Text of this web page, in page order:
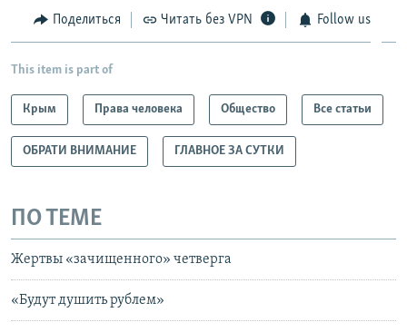
Поделиться Читать без VPN Follow us
This item is part of
Крым Права человека Общество Все статьи
ОБРАТИ ВНИМАНИЕ ГЛАВНОЕ ЗА СУТКИ
ПО ТЕМЕ
Жертвы «зачищенного» четверга
«Будут душить рублем»